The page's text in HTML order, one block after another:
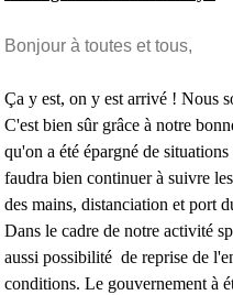
Bonjour à toutes et tous,
Ça y est, on y est arrivé ! Nous
C'est bien sûr grâce à notre
qu'on a été épargné de
faudra bien continuer à suivre
des mains, distanciation et port
Dans le cadre de notre activité
aussi possibilité de reprise de
conditions. Le gouvernement à